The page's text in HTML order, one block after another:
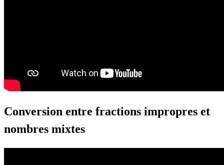
Conversion entre fractions impropres et
nombres mixtes